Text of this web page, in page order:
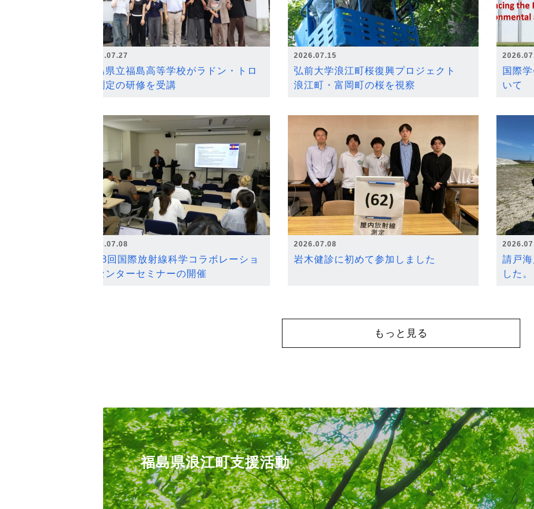
2026.07.27
福島県立福島高等学校がラドン・トロ
ン測定の研修を受講
2026.07.15
弘前大学浪江町桜復興プロジェクト
浪江町・富岡町の桜を視察
国際
いて
2026.07.08
第18回国際放射線科学コラボレーショ
ンセンターセミナーの開催
2026.07.08
岩木健診に初めて参加しました
請戸
した。
もっと見る
福島県浪江町支援活動